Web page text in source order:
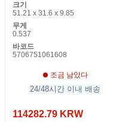
크기
51.21 x 31.6 x 9.85
무게
0.537
바코드
5706751061608
조금 남았다
24/48시간 이내 배송
114282.79 KRW